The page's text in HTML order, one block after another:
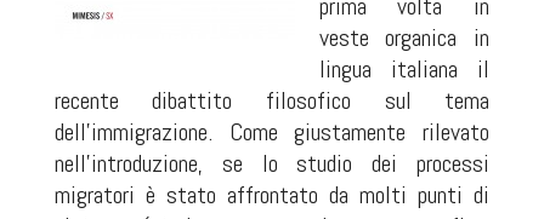
veste organica in
lingua italiana il
recente dibattito filosofico sul tema
dell’immigrazione. Come giustamente rilevato
nell’introduzione, se lo studio dei processi
migratori è stato affrontato da molti punti di